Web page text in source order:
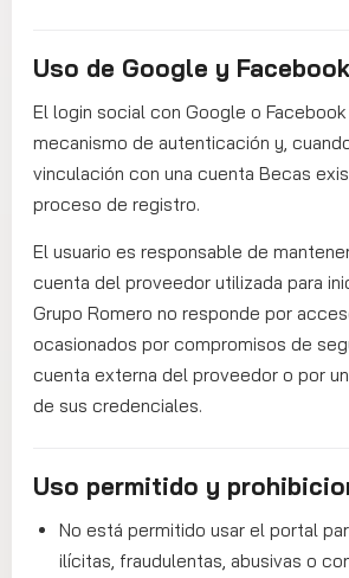
Uso de Google y
El login social con Google o
mecanismo de autenticación y,
vinculación con una cuenta Becas
proceso de registro.
El usuario es responsable de
cuenta del proveedor utilizada para
Grupo Romero no responde por
ocasionados por compromisos de
cuenta externa del proveedor o por
de sus credenciales.
Uso permitido y
No está permitido usar el portal
ilícitas, fraudulentas, abusivas o